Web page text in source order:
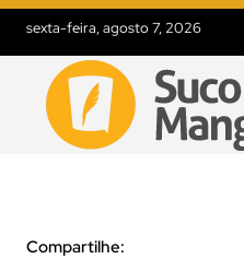
sexta-feira, agosto 7, 2026
Compartilhe: